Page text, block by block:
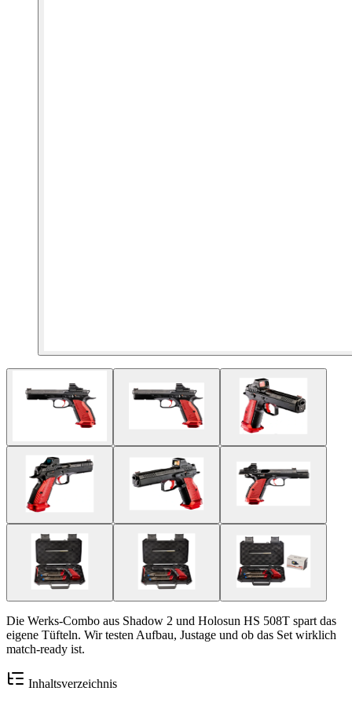
Die Werks-Combo aus Shadow 2 und Holosun HS 508T spart das
eigene Tüfteln. Wir testen Aufbau, Justage und ob das Set wirklich
match-ready ist.
Inhaltsverzeichnis